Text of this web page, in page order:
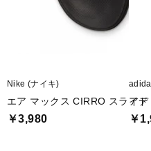
■メーカー型番：DC1460004
Nike (ナイキ)
エア マックス CIRRO スライド
￥3,980
ア
￥